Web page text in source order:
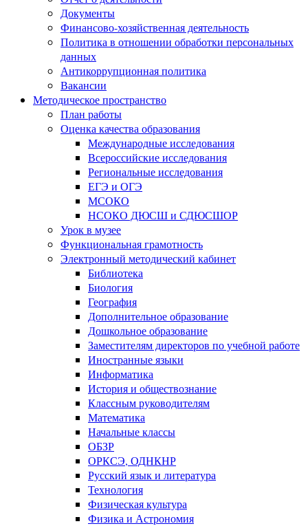
Документы
Финансово-хозяйственная деятельность
Политика в отношении обработки персональных
данных
Антикоррупционная политика
Вакансии
Методическое пространство
План работы
Оценка качества образования
Международные исследования
Всероссийские исследования
Региональные исследования
ЕГЭ и ОГЭ
МСОКО
НСОКО ДЮСШ и СДЮСШОР
Урок в музее
Функциональная грамотность
Электронный методический кабинет
Библиотека
Биология
География
Дополнительное образование
Дошкольное образование
Заместителям директоров по учебной работе
Иностранные языки
Информатика
История и обществознание
Классным руководителям
Математика
Начальные классы
ОБЗР
ОРКСЭ, ОДНКНР
Русский язык и литература
Технология
Физическая культура
Физика и Астрономия